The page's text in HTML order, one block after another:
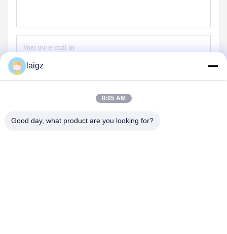
Stuur
laigz
8:05 AM
Good day, what product are you looking for?